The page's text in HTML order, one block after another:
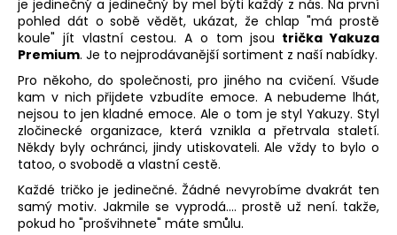
je jedinečný a jedinečný by mel býti každý z nás. Na první
pohled dát o sobě vědět, ukázat, že chlap "má prostě
koule" jít vlastní cestou. A o tom jsou trička Yakuza
Premium. Je to nejprodávanější sortiment z naší nabídky.
Pro někoho, do společnosti, pro jiného na cvičení. Všude
kam v nich přijdete vzbudíte emoce. A nebudeme lhát,
nejsou to jen kladné emoce. Ale o tom je styl Yakuzy. Styl
zločinecké organizace, která vznikla a přetrvala staletí.
Někdy byly ochránci, jindy utiskovateli. Ale vždy to bylo o
tatoo, o svobodě a vlastní cestě.
Každé tričko je jedinečné. Žádné nevyrobíme dvakrát ten
samý motiv. Jakmile se vyprodá.... prostě už není. takže,
pokud ho "prošvihnete" máte smůlu.
e
b
u
j
e
t
e
n
a
j